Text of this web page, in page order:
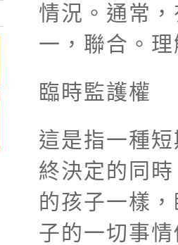
情況。通常
一，聯合。
臨時監護權
這是指一種
終決定的同
的孩子一樣
子的一切事